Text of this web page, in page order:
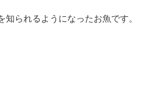
知られるようになったお魚です。